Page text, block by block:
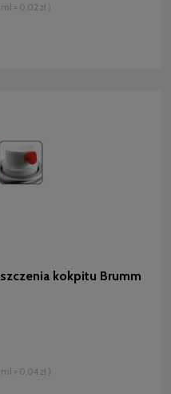
ml = 0,02 zł )
kokpitu Brumm
ml = 0,04 zł )